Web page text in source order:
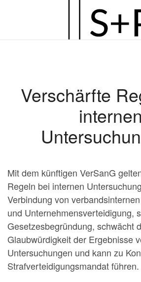
Verschärfte
internen
Mit dem künftigen VerSanG
Regeln bei internen
Verbindung von
und Unternehmensverteidigung,
Gesetzesbegründung, schwächt
Glaubwürdigkeit der Ergebnisse
Untersuchungen und kann zu
Strafverteidigungsmandat führen.